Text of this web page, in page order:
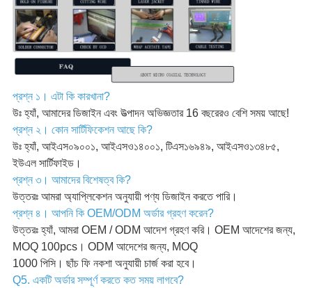
প্রশ্ন ১। এটা কি কারখানা?
উঃ হ্যাঁ, আমাদের ডিজাইন এবং উত্পাদন অভিজ্ঞতার 16 বছরেরও বেশি সময় আছে!
প্রশ্ন ২। কোন সার্টিফিকেশন আছে কি?
উঃ হ্যাঁ, আইএস০৯০০১, আইএসও১৪০০১, টিএস১৬৯৪৯, আইএসও১৩৪৮৫,
ইউএল সার্টিফাইড।
প্রশ্ন ৩। আমাদের বিশেষত্ব কি?
উত্তরঃ আমরা অ্যাপ্লিকেশন অনুযায়ী পণ্য ডিজাইন করতে পারি।
প্রশ্ন ৪। আপনি কি OEM/ODM অর্ডার গ্রহণ করেন?
উত্তরঃ হ্যাঁ, আমরা OEM / ODM আদেশ গ্রহণ করি। OEM আদেশের জন্য,
MOQ 100pcs। ODM আদেশের জন্য, MOQ
1000 পিসি। ছাঁচ ফি নকশা অনুযায়ী চার্জ করা হবে।
Q5. একটি অর্ডার সম্পূর্ণ করতে কত সময় লাগবে?